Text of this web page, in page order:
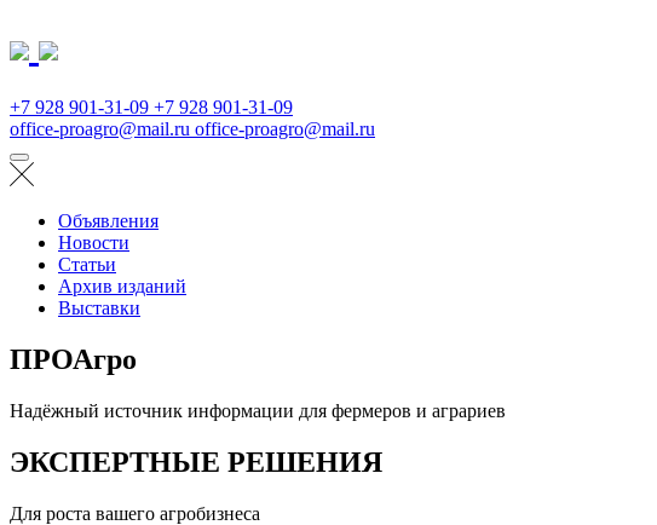
+7 928 901-31-09 +7 928 901-31-09
office-proagro@mail.ru office-proagro@mail.ru
Объявления
Новости
Статьи
Архив изданий
Выставки
ПРОАгро
Надёжный источник информации для фермеров и аграриев
ЭКСПЕРТНЫЕ РЕШЕНИЯ
Для роста вашего агробизнеса